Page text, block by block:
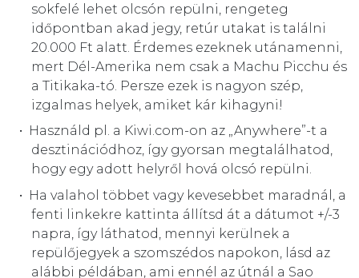
sokfelé lehet olcsón repülni, rengeteg
időpontban akad jegy, retúr utakat is találni
20.000 Ft alatt. Érdemes ezeknek utánamenni,
mert Dél-Amerika nem csak a Machu Picchu és
a Titikaka-tó. Persze ezek is nagyon szép,
izgalmas helyek, amiket kár kihagyni!
Használd pl. a Kiwi.com-on az „Anywhere”-t a
desztinációdhoz, így gyorsan megtalálhatod,
hogy egy adott helyről hová olcsó repülni.
Ha valahol többet vagy kevesebbet maradnál, a
fenti linkekre kattinta állítsd át a dátumot +/-3
napra, így láthatod, mennyi kerülnek a
repülőjegyek a szomszédos napokon, lásd az
alábbi példában, ami ennél az útnál a Sao